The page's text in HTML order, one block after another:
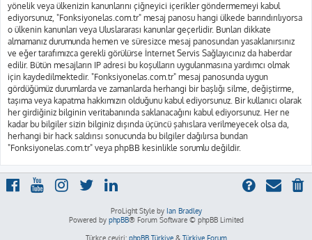
yönelik veya ülkenizin kanunlarını çiğneyici içerikler göndermemeyi kabul
ediyorsunuz, "Fonksiyonelas.com.tr" mesaj panosu hangi ülkede barındırılıyorsa
o ülkenin kanunları veya Uluslararası kanunlar geçerlidir. Bunları dikkate
almamanız durumunda hemen ve süresizce mesaj panosundan yasaklanırsınız
ve eğer tarafımızca gerekli görülürse İnternet Servis Sağlayıcınız da haberdar
edilir. Bütün mesajların IP adresi bu koşulların uygulanmasına yardımcı olmak
için kaydedilmektedir. "Fonksiyonelas.com.tr" mesaj panosunda uygun
gördüğümüz durumlarda ve zamanlarda herhangi bir başlığı silme, değiştirme,
taşıma veya kapatma hakkımızın olduğunu kabul ediyorsunuz. Bir kullanıcı olarak
her girdiğiniz bilginin veritabanında saklanacağını kabul ediyorsunuz. Her ne
kadar bu bilgiler sizin bilginiz dışında üçüncü şahıslara verilmeyecek olsa da,
herhangi bir hack saldırısı sonucunda bu bilgiler dağılırsa bundan
"Fonksiyonelas.com.tr" veya phpBB kesinlikle sorumlu değildir.
ProLight Style by Ian Bradley
Powered by phpBB® Forum Software © phpBB Limited
Türkçe çeviri: phpBB Türkiye& Türkiye Forum